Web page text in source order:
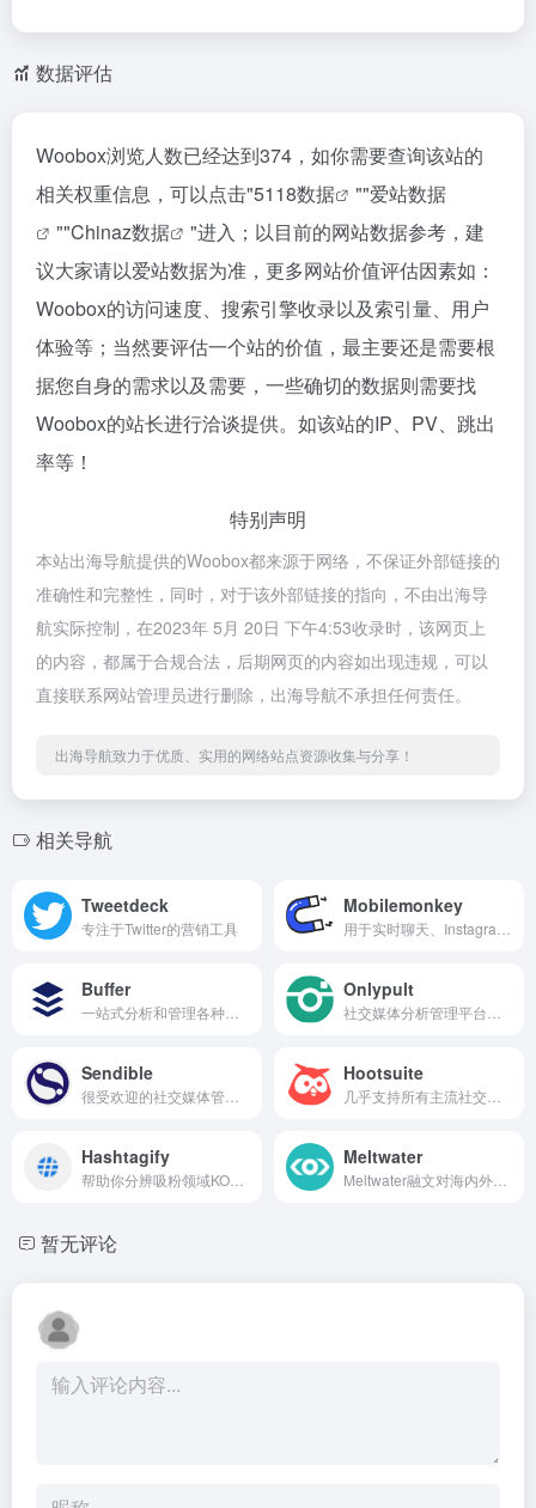
数据评估
Woobox浏览人数已经达到374，如你需要查询该站的
相关权重信息，可以点击"5118数据 ""爱站数据
""Chinaz数据
"进入；以目前的网站数据参考，建
议大家请以爱站数据为准，更多网站价值评估因素如：
Woobox的访问速度、搜索引擎收录以及索引量、用户
体验等；当然要评估一个站的价值，最主要还是需要根
据您自身的需求以及需要，一些确切的数据则需要找
Woobox的站长进行洽谈提供。如该站的IP、PV、跳出
率等！
特别声明
本站出海导航提供的Woobox都来源于网络，不保证外部链接的
准确性和完整性，同时，对于该外部链接的指向，不由出海导
航实际控制，在2023年 5月 20日 下午4:53收录时，该网页上
的内容，都属于合规合法，后期网页的内容如出现违规，可以
直接联系网站管理员进行删除，出海导航不承担任何责任。
出海导航致力于优质、实用的网络站点资源收集与分享！
相关导航
Tweetdeck
专注于Twitter的营销工具
Mobilemonkey
Buffer Onlypult
Sendible Hootsuite
Hashtagify Meltwater
暂无评论